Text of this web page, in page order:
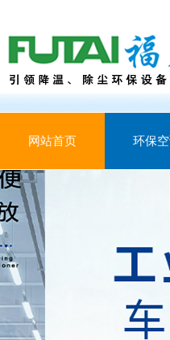
网站首页 环保